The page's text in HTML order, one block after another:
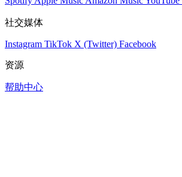
社交媒体
Instagram TikTok X (Twitter) Facebook
资源
帮助中心